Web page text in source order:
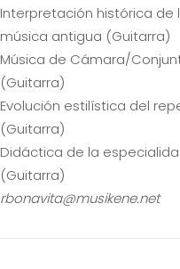
Interpretación histórica de
música antigua (Guitarra)
Música de Cámara/
(Guitarra)
Evolución estilística del
(Guitarra)
Didáctica de la
(Guitarra)
rbonavita@musikene.net